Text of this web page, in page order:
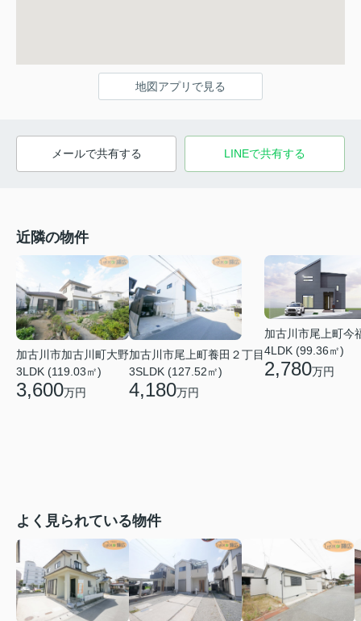
地図アプリで見る
メールで共有する LINEで共有する
近隣の物件
加古川市加古川町大野
3LDK (119.03㎡)
3,600万円
加古川市尾上町養田２丁目
3SLDK (127.52㎡)
4,180万円
加古川市尾上町今
4LDK (99.36㎡)
2,780万円
よく見られている物件